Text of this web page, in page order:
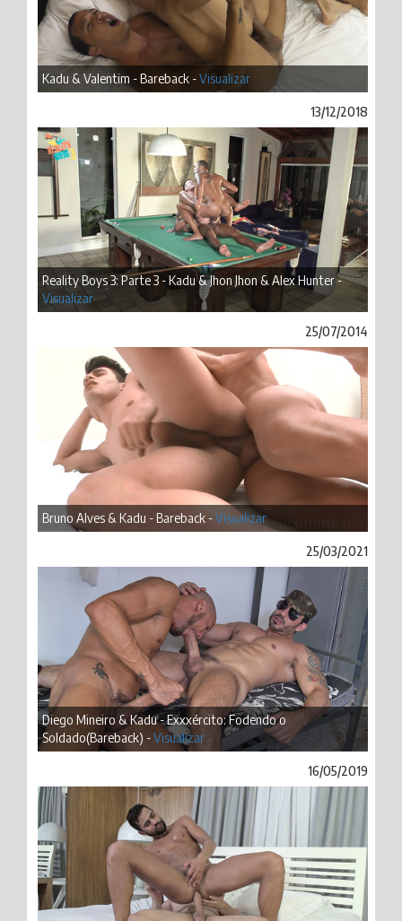
Kadu & Valentim - Bareback -Visualizar
13/12/2018
Reality Boys 3: Parte 3 - Kadu & Jhon Jhon & Alex Hunter -
Visualizar
25/07/2014
Bruno Alves & Kadu - Bareback -Visualizar
25/03/2021
Diego Mineiro & Kadu - Exxxército: Fodendo o
Soldado(Bareback) -Visualizar
16/05/2019